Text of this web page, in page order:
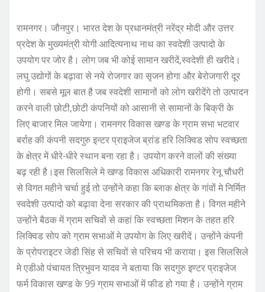
रामनगर। जौनपुर। भारत देश के प्रधानमंत्री नरेंद्र मोदी और उत्तर
प्रदेश के मुख्यमंत्री योगी आदित्यनाथ नाथ का स्वदेशी उत्पादो के
उपयोग पर जोर है। लोग जब भी कोई सामान खरीदें,स्वदेशी ही खरीदे।
लघु उद्योगों के बढ़ावा से नये रोजगार का सृजन होगा और बेरोजगारी दूर
होगी। सबसे मूल बात है जब स्वदेशी सामानों को लोग खरीदेंगे तो उत्पादन
करने वाली छोटी,छोटी कंपनियों को आसानी से सामानों के बिक्री के
लिए बाजार मिल जायेगा। रामनगर विकास खण्ड के ग्राम सभा भटवार
बर्राह की कंपनी सदगुरु इन्टर प्राइजेज ब्रांड हरि लिक्विड सोप स्वच्छता
के क्षेत्र में धीरे-धीरे स्थान बना रहा है। उपयोग करने वालों की संख्या
बढ़ रही है।इस सिलसिले मे खण्ड विकास अधिकारी रामनगर रेनू चौधरी
से विगत महीने चर्चा हुई तो उन्होंने कहा कि ब्लाक क्षेत्र के गांवों मे निर्मित
स्वदेशी उत्पादो को बढ़ावा देना सरकार की प्राथमिकता है। विगत महीने
उन्होंने बैठक में ग्राम सचिवों से कहां कि स्वच्छता मिशन के तहत हरि
लिक्विड सोप को ग्राम सभाओं मे उपयोग के लिए खरीदें। उन्होंने कंपनी
के प्रोपराइटर जेडी सिंह से सचिवों से परिचय भी कराया। इस सिलसिले
मे एडीओ पंचायत त्रिभुवन यादव ने बताया कि सदगुरु इण्टर प्राइजेज
फर्म विकास खण्ड के 99 ग्राम सभाओं में फीड हो गया है। उन्होंने ग्राम